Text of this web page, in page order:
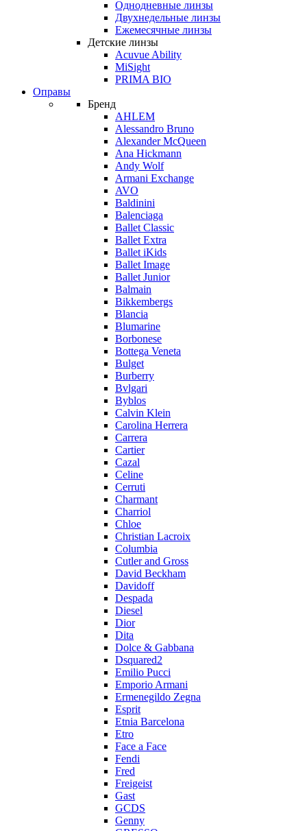
Однодневные линзы
Двухнедельные линзы
Ежемесячные линзы
Детские линзы
Acuvue Ability
MiSight
PRIMA BIO
Оправы
Бренд
AHLEM
Alessandro Bruno
Alexander McQueen
Ana Hickmann
Andy Wolf
Armani Exchange
AVO
Baldinini
Balenciaga
Ballet Classic
Ballet Extra
Ballet iKids
Ballet Image
Ballet Junior
Balmain
Bikkembergs
Blancia
Blumarine
Borbonese
Bottega Veneta
Bulget
Burberry
Bvlgari
Byblos
Calvin Klein
Carolina Herrera
Carrera
Cartier
Cazal
Celine
Cerruti
Charmant
Charriol
Chloe
Christian Lacroix
Columbia
Cutler and Gross
David Beckham
Davidoff
Despada
Diesel
Dior
Dita
Dolce & Gabbana
Dsquared2
Emilio Pucci
Emporio Armani
Ermenegildo Zegna
Esprit
Etnia Barcelona
Etro
Face a Face
Fendi
Fred
Freigeist
Gast
GCDS
Genny